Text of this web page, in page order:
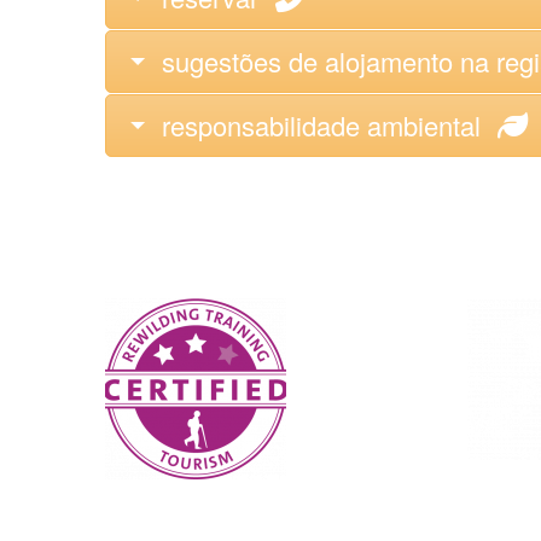
sugestões de alojamento na
responsabilidade ambiental